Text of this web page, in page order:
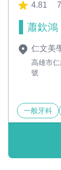
4.81
蕭欽鴻
仁文美
高雄市
號
一般牙科